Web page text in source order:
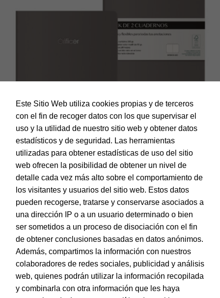
Dohe – Cuaderno Officer – Tamaño A5 – Color Gris
EAN: 8421938110463
© Dohe - Camino de Madrid, 14
28970 • Humanes de Madrid (Madrid)
ESPAÑA
Este Sitio Web utiliza cookies propias y de terceros
con el fin de recoger datos con los que supervisar el
uso y la utilidad de nuestro sitio web y obtener datos
estadísticos y de seguridad. Las herramientas
utilizadas para obtener estadísticas de uso del sitio
web ofrecen la posibilidad de obtener un nivel de
detalle cada vez más alto sobre el comportamiento de
los visitantes y usuarios del sitio web. Estos datos
pueden recogerse, tratarse y conservarse asociados a
una dirección IP o a un usuario determinado o bien
ser sometidos a un proceso de disociación con el fin
de obtener conclusiones basadas en datos anónimos.
Además, compartimos la información con nuestros
colaboradores de redes sociales, publicidad y análisis
web, quienes podrán utilizar la información recopilada
y combinarla con otra información que les haya